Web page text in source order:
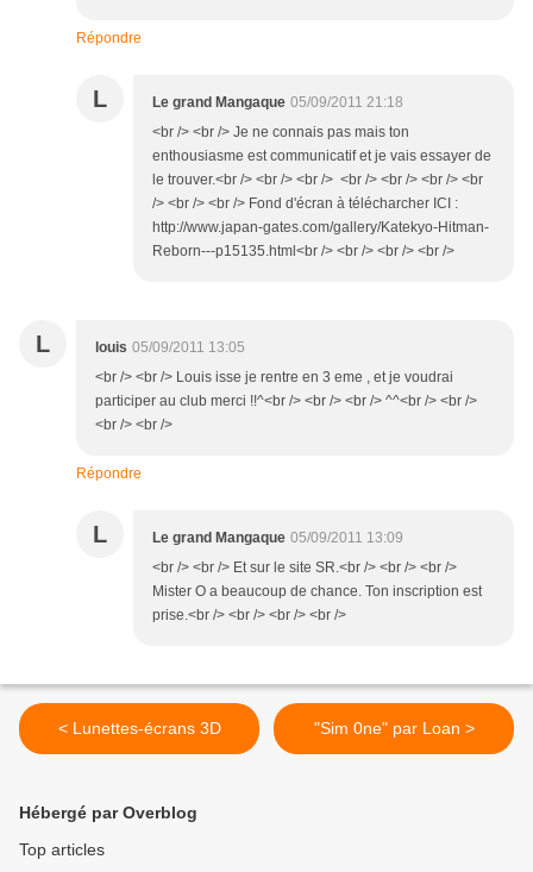
Répondre
L Le grand Mangaque 05/09/2011 21:18
<br /> <br /> Je ne connais pas mais ton
enthousiasme est communicatif et je vais essayer de
le trouver.<br /> <br /> <br /> <br /> <br /> <br /> <br
/> <br /> <br /> Fond d'écran à télécharcher ICI :
http://www.japan-gates.com/gallery/Katekyo-Hitman-
Reborn---p15135.html<br /> <br /> <br /> <br />
L louis 05/09/2011 13:05
<br /> <br /> Louis isse je rentre en 3 eme , et je voudrai
participer au club merci !!^<br /> <br /> <br /> ^^<br /> <br />
<br /> <br />
Répondre
L Le grand Mangaque 05/09/2011 13:09
<br /> <br /> Et sur le site SR.<br /> <br /> <br />
Mister O a beaucoup de chance. Ton inscription est
prise.<br /> <br /> <br /> <br />
< Lunettes-écrans 3D "Sim 0ne" par Loan >
Hébergé par Overblog
Top articles